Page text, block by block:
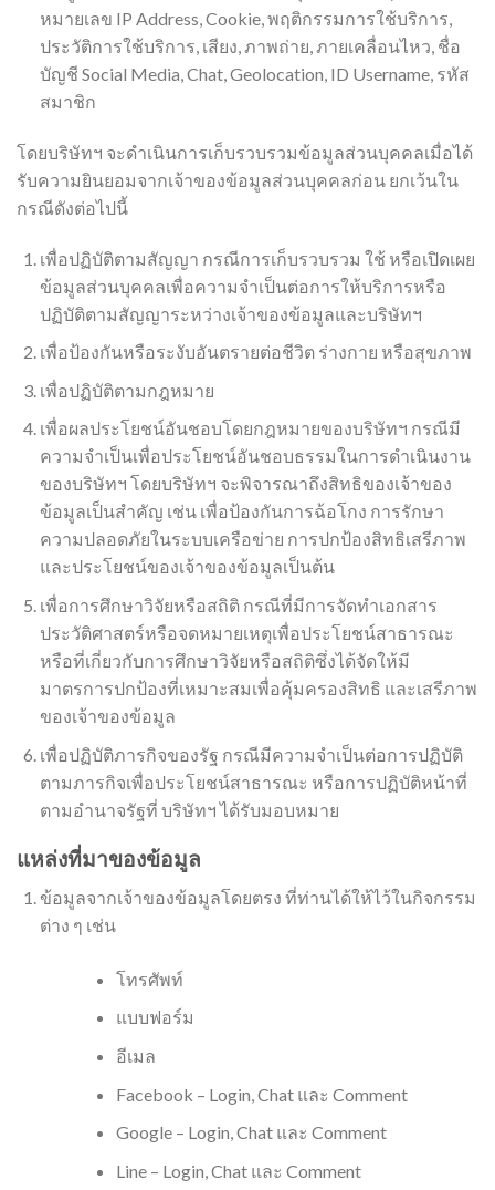
หมายเลข IP Address, Cookie, พฤติกรรมการใช้บริการ,
ประวัติการใช้บริการ, เสียง, ภาพถ่าย, ภายเคลื่อนไหว, ชื่อ
บัญชี Social Media, Chat, Geolocation, ID Username, รหัส
สมาชิก
โดยบริษัทฯ จะดำเนินการเก็บรวบรวมข้อมูลส่วนบุคคลเมื่อได้
รับความยินยอมจากเจ้าของข้อมูลส่วนบุคคลก่อน ยกเว้นใน
กรณีดังต่อไปนี้
เพื่อปฏิบัติตามสัญญา กรณีการเก็บรวบรวม ใช้ หรือเปิดเผย
ข้อมูลส่วนบุคคลเพื่อความจำเป็นต่อการให้บริการหรือ
ปฏิบัติตามสัญญาระหว่างเจ้าของข้อมูลและบริษัทฯ
เพื่อป้องกันหรือระงับอันตรายต่อชีวิต ร่างกาย หรือสุขภาพ
เพื่อปฏิบัติตามกฎหมาย
เพื่อผลประโยชน์อันชอบโดยกฎหมายของบริษัทฯ กรณีมี
ความจำเป็นเพื่อประโยชน์อันชอบธรรมในการดำเนินงาน
ของบริษัทฯ โดยบริษัทฯ จะพิจารณาถึงสิทธิของเจ้าของ
ข้อมูลเป็นสำคัญ เช่น เพื่อป้องกันการฉ้อโกง การรักษา
ความปลอดภัยในระบบเครือข่าย การปกป้องสิทธิเสรีภาพ
และประโยชน์ของเจ้าของข้อมูลเป็นต้น
เพื่อการศึกษาวิจัยหรือสถิติ กรณีที่มีการจัดทำเอกสาร
ประวัติศาสตร์หรือจดหมายเหตุเพื่อประโยชน์สาธารณะ
หรือที่เกี่ยวกับการศึกษาวิจัยหรือสถิติซึ่งได้จัดให้มี
มาตรการปกป้องที่เหมาะสมเพื่อคุ้มครองสิทธิ และเสรีภาพ
ของเจ้าของข้อมูล
เพื่อปฏิบัติภารกิจของรัฐ กรณีมีความจำเป็นต่อการปฏิบัติ
ตามภารกิจเพื่อประโยชน์สาธารณะ หรือการปฏิบัติหน้าที่
ตามอำนาจรัฐที่ บริษัทฯ ได้รับมอบหมาย
แหล่งที่มาของข้อมูล
ข้อมูลจากเจ้าของข้อมูลโดยตรง ที่ท่านได้ให้ไว้ในกิจกรรม
ต่าง ๆ เช่น
โทรศัพท์
แบบฟอร์ม
อีเมล
Facebook – Login, Chat และ Comment
Google – Login, Chat และ Comment
Line – Login, Chat และ Comment